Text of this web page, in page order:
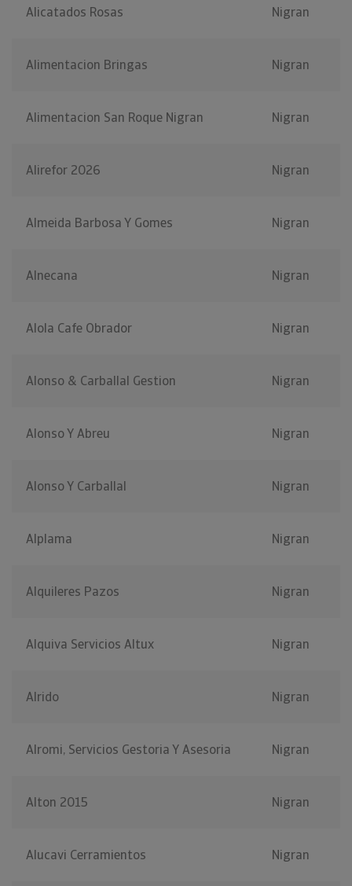
Alicatados Rosas Nigran
Alimentacion Bringas Nigran
Alimentacion San Roque Nigran Nigran
Alirefor 2026 Nigran
Almeida Barbosa Y Gomes Nigran
Alnecana Nigran
Alola Cafe Obrador Nigran
Alonso & Carballal Gestion Nigran
Alonso Y Abreu Nigran
Alonso Y Carballal Nigran
Alplama Nigran
Alquileres Pazos Nigran
Alquiva Servicios Altux Nigran
Alrido Nigran
Alromi, Servicios Gestoria Y Asesoria Nigran
Alton 2015 Nigran
Alucavi Cerramientos Nigran